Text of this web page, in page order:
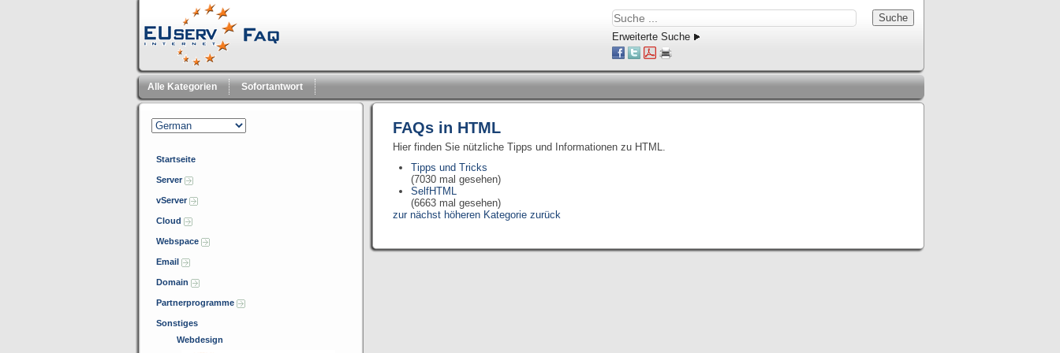
Erweiterte Suche
Alle Kategorien Sofortantwort
Startseite
Server
vServer
Cloud
Webspace
Email
Domain
Partnerprogramme
Sonstiges
Webdesign
FAQs in HTML
Hier finden Sie nützliche Tipps und Informationen zu HTML.
Tipps und Tricks
(7030 mal gesehen)
SelfHTML
(6663 mal gesehen)
zur nächst höheren Kategorie zurück